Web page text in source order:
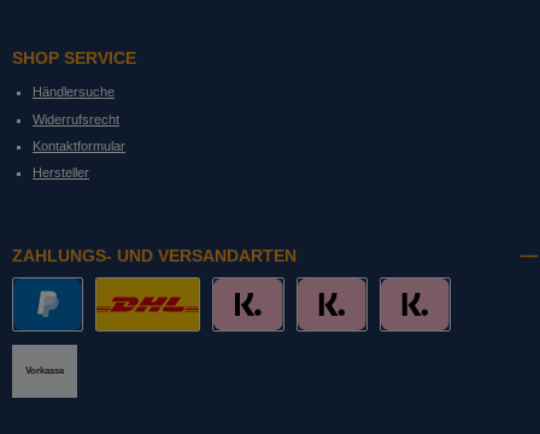
SHOP SERVICE
Händlersuche
Widerrufsrecht
Kontaktformular
Hersteller
ZAHLUNGS- UND VERSANDARTEN
Vorkasse